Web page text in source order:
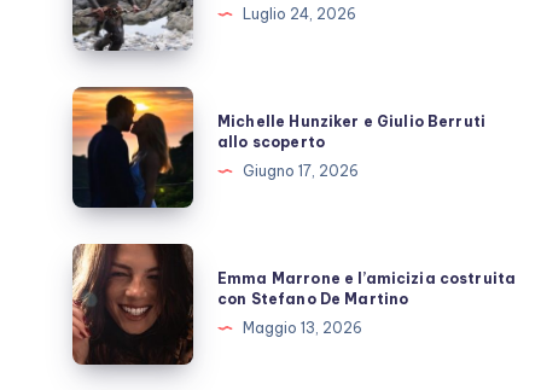
Nolan,
quante
inutili
polemiche
Luglio 24, 2026
Michelle
Hunziker
e
Berruti
allo
scoperto
Michelle Hunziker e Giulio Berruti
allo scoperto
Giugno 17, 2026
Emma
Marrone
e
l’amicizia
costruita
Emma Marrone e l’amicizia costruita
con Stefano De Martino
Maggio 13, 2026